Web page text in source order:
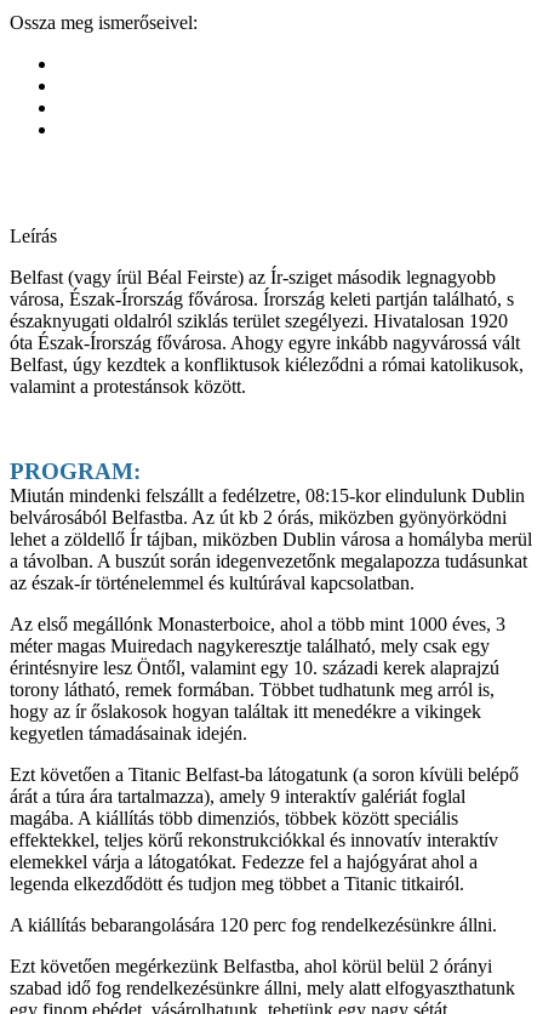
Ossza meg ismerőseivel:
Leírás
Belfast (vagy írül Béal Feirste) az Ír-sziget második legnagyobb
városa, Észak-Írország fővárosa. Írország keleti partján található, s
északnyugati oldalról sziklás terület szegélyezi. Hivatalosan 1920
óta Észak-Írország fővárosa. Ahogy egyre inkább nagyvárossá vált
Belfast, úgy kezdtek a konfliktusok kiéleződni a római katolikusok,
valamint a protestánsok között.
PROGRAM:
Miután mindenki felszállt a fedélzetre, 08:15-kor elindulunk Dublin
belvárosából Belfastba. Az út kb 2 órás, miközben gyönyörködni
lehet a zöldellő Ír tájban, miközben Dublin városa a homályba merül
a távolban. A buszút során idegenvezetőnk megalapozza tudásunkat
az észak-ír történelemmel és kultúrával kapcsolatban.
Az első megállónk Monasterboice, ahol a több mint 1000 éves, 3
méter magas Muiredach nagykeresztje található, mely csak egy
érintésnyire lesz Öntől, valamint egy 10. századi kerek alaprajzú
torony látható, remek formában. Többet tudhatunk meg arról is,
hogy az ír őslakosok hogyan találtak itt menedékre a vikingek
kegyetlen támadásainak idején.
Ezt követően a Titanic Belfast-ba látogatunk (a soron kívüli belépő
árát a túra ára tartalmazza), amely 9 interaktív galériát foglal
magába. A kiállítás több dimenziós, többek között speciális
effektekkel, teljes körű rekonstrukciókkal és innovatív interaktív
elemekkel várja a látogatókat. Fedezze fel a hajógyárat ahol a
legenda elkezdődött és tudjon meg többet a Titanic titkairól.
A kiállítás bebarangolására 120 perc fog rendelkezésünkre állni.
Ezt követően megérkezünk Belfastba, ahol körül belül 2 órányi
szabad idő fog rendelkezésünkre állni, mely alatt elfogyaszthatunk